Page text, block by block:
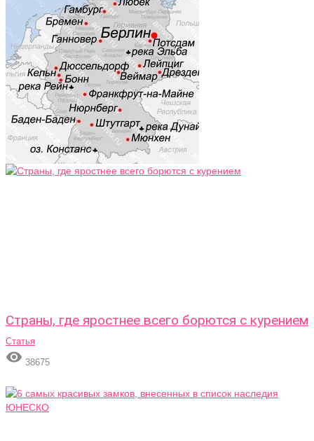
Страны, где яростнее всего борются с курением
Статья
 38675